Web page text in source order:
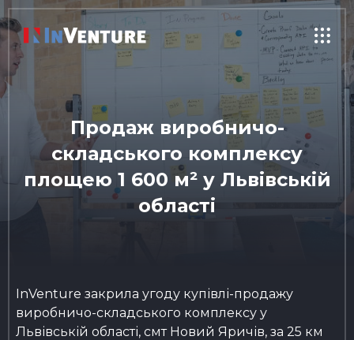
Продаж виробничо-
складського комплексу
площею 1 600 м² у Львівській
області
InVenture закрила угоду купівлі-продажу
виробничо-складського комплексу у
Львівській області, смт Новий Яричів, за 25 км